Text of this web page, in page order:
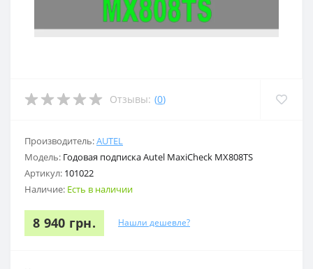
Отзывы: (0)
Производитель:AUTEL
Модель: Годовая подписка Autel MaxiCheck MX808TS
Артикул: 101022
Наличие: Есть в наличии
8 940 грн. Нашли дешевле?